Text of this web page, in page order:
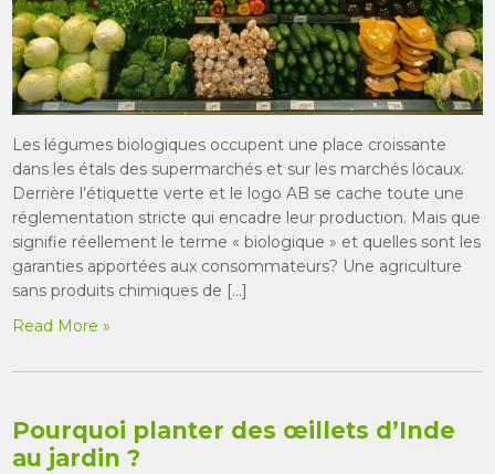
Les légumes biologiques occupent une place croissante
dans les étals des supermarchés et sur les marchés locaux.
Derrière l’étiquette verte et le logo AB se cache toute une
réglementation stricte qui encadre leur production. Mais que
signifie réellement le terme « biologique » et quelles sont les
garanties apportées aux consommateurs? Une agriculture
sans produits chimiques de […]
Read More »
Pourquoi planter des œillets d’Inde
au jardin ?